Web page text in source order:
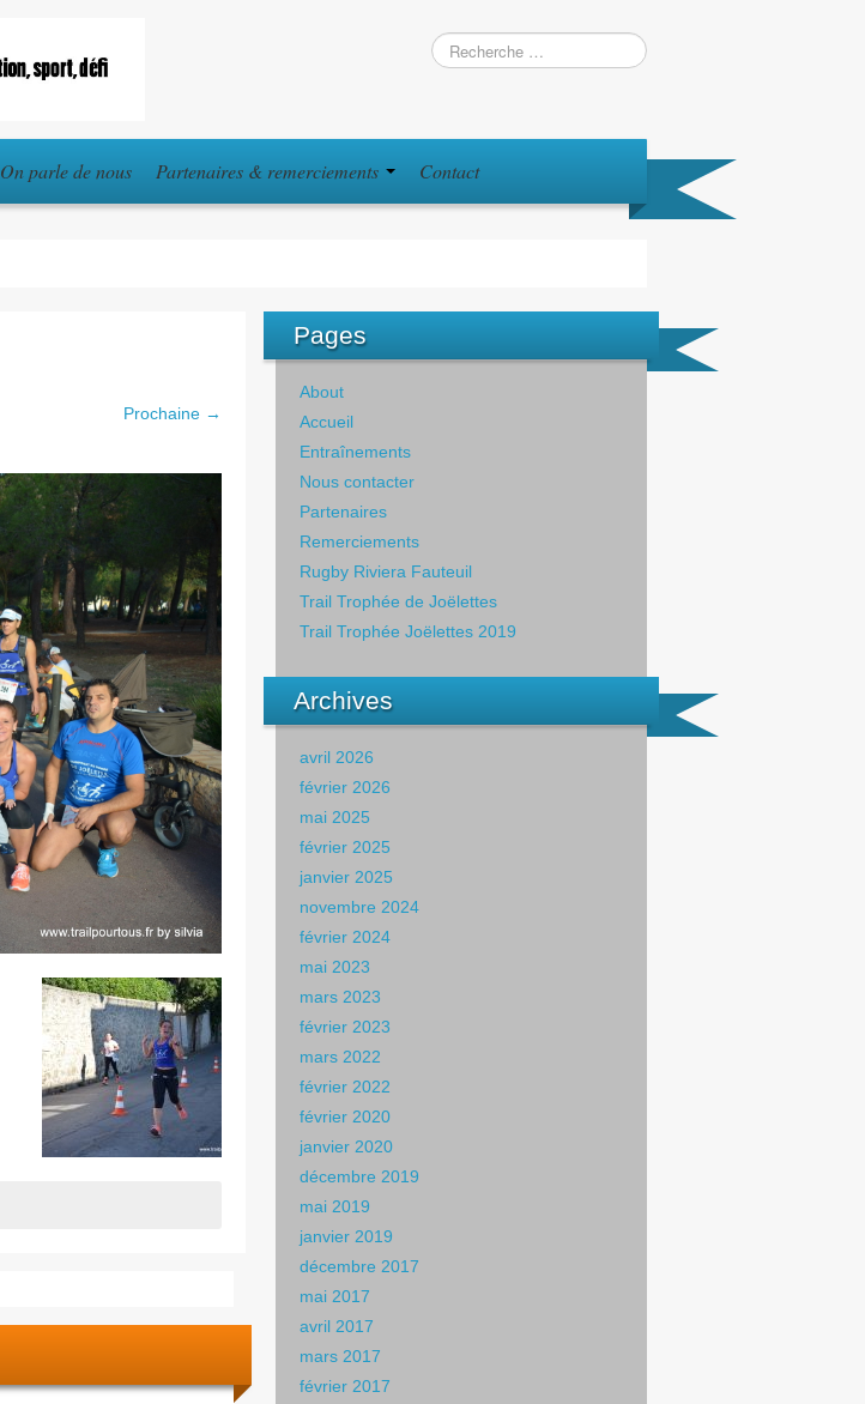
On parle de nous Partenaires & remerciements Contact
Prochaine →
Pages
About
Accueil
Entraînements
Nous contacter
Partenaires
Remerciements
Rugby Riviera Fauteuil
Trail Trophée de Joëlettes
Trail Trophée Joëlettes 2019
Archives
avril 2026
février 2026
mai 2025
février 2025
janvier 2025
novembre 2024
février 2024
mai 2023
mars 2023
février 2023
mars 2022
février 2022
février 2020
janvier 2020
décembre 2019
mai 2019
janvier 2019
décembre 2017
mai 2017
avril 2017
mars 2017
février 2017